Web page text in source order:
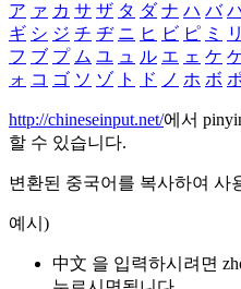
ア ァ カ サ ザ タ ダ ナ ハ バ
ギ シ ジ チ ヂ ニ ヒ ビ ピ ミ リ
フ ブ プ ム ユ ュ ル エ ェ ケ
ォ コ ゴ ソ ゾ ト ド ノ ホ ボ
http://chineseinput.net/에서
할 수 있습니다.
변환된 중국어를 복사하여 사
예시)
中文 을 입력하시려면